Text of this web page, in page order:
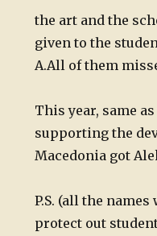
the art and the
given to the
A.All of them
This year, same
supporting the
Macedonia got
P.S. (all the
protect out